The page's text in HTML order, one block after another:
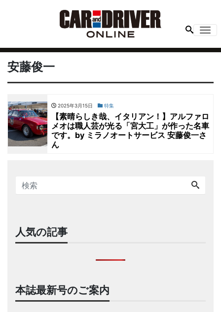
安藤俊一
2025年3月15日 特集
【素晴らしき哉、イタリアン！】アルファロ
メオは職人芸が光る「宮大工」が作った名車
です。by ミラノオートサービス 安藤俊一さ
ん
人気の記事
本誌最新号のご案内